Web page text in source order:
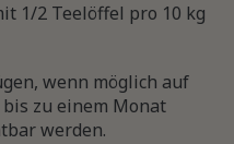
1/2 Teelöffel pro 10 kg
wenn möglich auf
zu einem Monat
werden.